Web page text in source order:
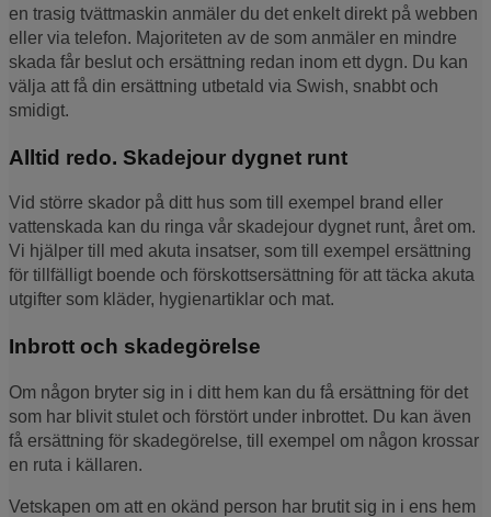
en trasig tvättmaskin anmäler du det enkelt direkt på webben
eller via telefon. Majoriteten av de som anmäler en mindre
skada får beslut och ersättning redan inom ett dygn. Du kan
välja att få din ersättning utbetald via Swish, snabbt och
smidigt.
Alltid redo. Skadejour dygnet runt
Vid större skador på ditt hus som till exempel brand eller
vattenskada kan du ringa vår skadejour dygnet runt, året om.
Vi hjälper till med akuta insatser, som till exempel ersättning
för tillfälligt boende och förskottsersättning för att täcka akuta
utgifter som kläder, hygienartiklar och mat.
Inbrott och skadegörelse
Om någon bryter sig in i ditt hem kan du få ersättning för det
som har blivit stulet och förstört under inbrottet. Du kan även
få ersättning för skadegörelse, till exempel om någon krossar
en ruta i källaren.
Vetskapen om att en okänd person har brutit sig in i ens hem